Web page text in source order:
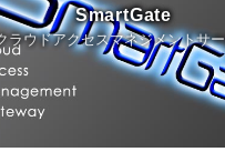
SmartGate
ラウドアクセスマネジメントサ